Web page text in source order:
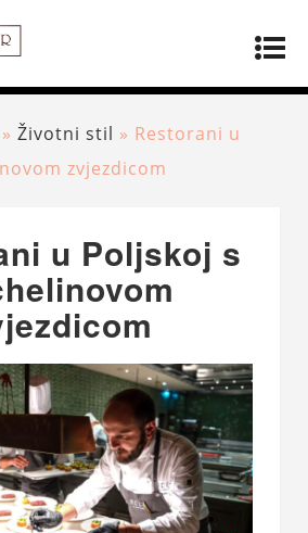
» Životni stil » Restorani u
zvjezdicom
u Poljskoj s